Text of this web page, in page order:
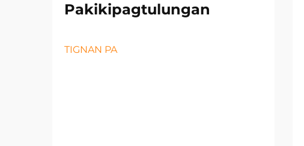
Pakikipagtulungan
TIGNAN PA